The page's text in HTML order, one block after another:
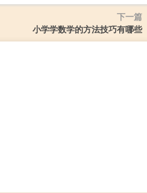
下一篇
小学学数学的方法技巧有哪些